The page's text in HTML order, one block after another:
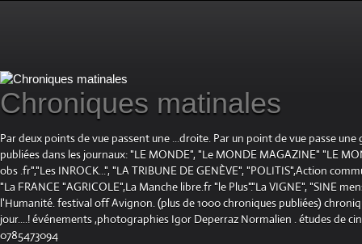
Chroniques matinales
Par deux points de vue passent une ...droite. Par un point de vue passe
publiées dans les journaux: "LE MONDE", "Le MONDE MAGAZINE" "LE
obs .fr","Les INROCK...", "LA TRIBUNE DE GENÈVE", "POLITIS",Action
"La FRANCE "AGRICOLE",La Manche libre.fr "le Plus"."La VIGNE", "SINE
l'Humanité. festival off Avignon. (plus de 1000 chroniques publiées)
jour....! événements ,photographies Igor Deperraz Normalien . études de
0785473094